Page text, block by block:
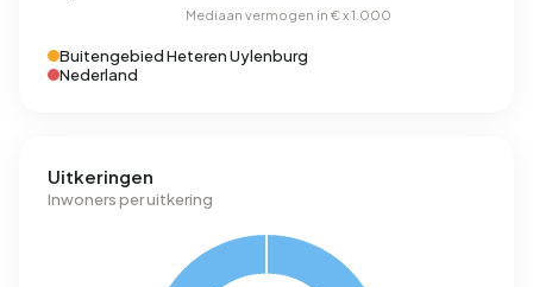
Buitengebied Heteren Uylenburg
Nederland
Uitkeringen
Inwoners per uitkering